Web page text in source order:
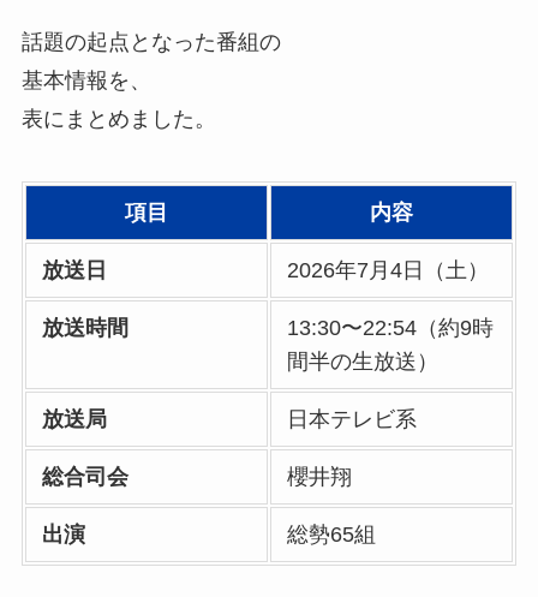
話題の起点となった番組の
基本情報を、
表にまとめました。
項目 内容
放送日 2026年7月4日（土）
放送時間
13:30〜22:54（約9時
間半の生放送）
放送局 日本テレビ系
総合司会 櫻井翔
出演 総勢65組